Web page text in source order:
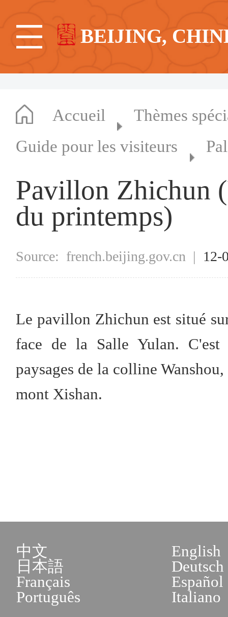
BEIJING,
Accueil
Thèmes
Guide pour les visiteurs
Pavillon Zhichun
du printemps)
Source: french.beijing.gov.cn |
Le pavillon Zhichun est situé
face de la Salle Yulan.
paysages de la colline
mont Xishan.
中文
English
日本語
Deutsch
Français
Español
Português
Italiano